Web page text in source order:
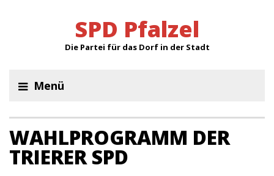
SPD Pfalzel
Die Partei für das Dorf in der Stadt
Menü
WAHLPROGRAMM DER
TRIERER SPD